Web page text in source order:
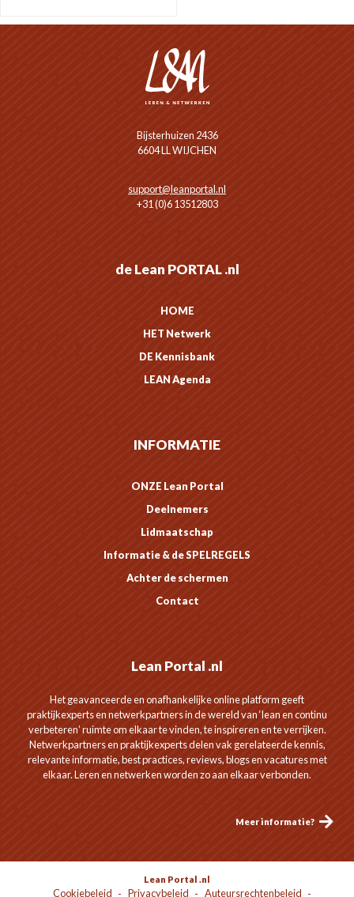
Bijsterhuizen 2436
6604 LL WIJCHEN
support@leanportal.nl
+31 (0)6 13512803
de Lean PORTAL .nl
HOME
HET Netwerk
DE Kennisbank
LEAN Agenda
INFORMATIE
ONZE Lean Portal
Deelnemers
Lidmaatschap
Informatie & de SPELREGELS
Achter de schermen
Contact
Lean Portal .nl
Het geavanceerde en onafhankelijke online platform geeft
praktijkexperts en netwerkpartners in de wereld van ‘lean en continu
verbeteren’ ruimte om elkaar te vinden, te inspireren en te verrijken.
Netwerkpartners en praktijkexperts delen vak gerelateerde kennis,
relevante informatie, best practices, reviews, blogs en vacatures met
elkaar. Leren en netwerken worden zo aan elkaar verbonden.
Meer informatie?
Lean Portal .nl
Cookiebeleid Privacybeleid Auteursrechtenbeleid